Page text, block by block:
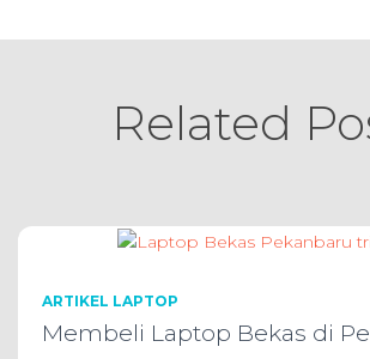
Related
ARTIKEL LAPTOP
Membeli Laptop Bekas di